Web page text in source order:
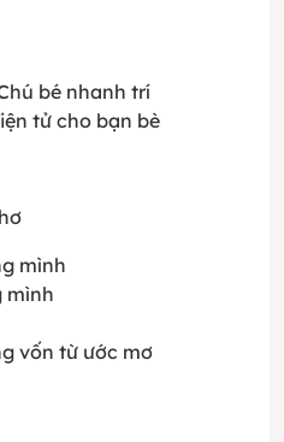
bé nhanh trí
tử cho bạn bè
mình
mình
vốn từ ước mơ